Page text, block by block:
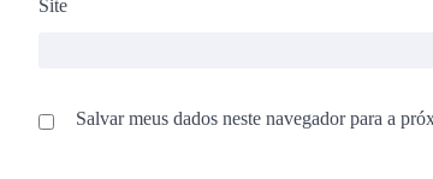
Site
Salvar meus dados neste navegador para a